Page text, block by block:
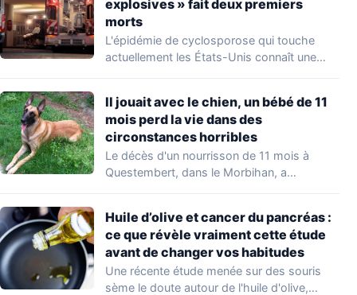
explosives » fait deux premiers
morts
L'épidémie de cyclosporose qui touche
actuellement les États-Unis connaît une
Il jouait avec le chien, un bébé de 11
mois perd la vie dans des
circonstances horribles
Le décès d'un nourrisson de 11 mois à
Questembert, dans le Morbihan, a
Huile d’olive et cancer du pancréas :
ce que révèle vraiment cette étude
avant de changer vos habitudes
Une récente étude menée sur des souris
sème le doute autour de l'huile d'olive,…